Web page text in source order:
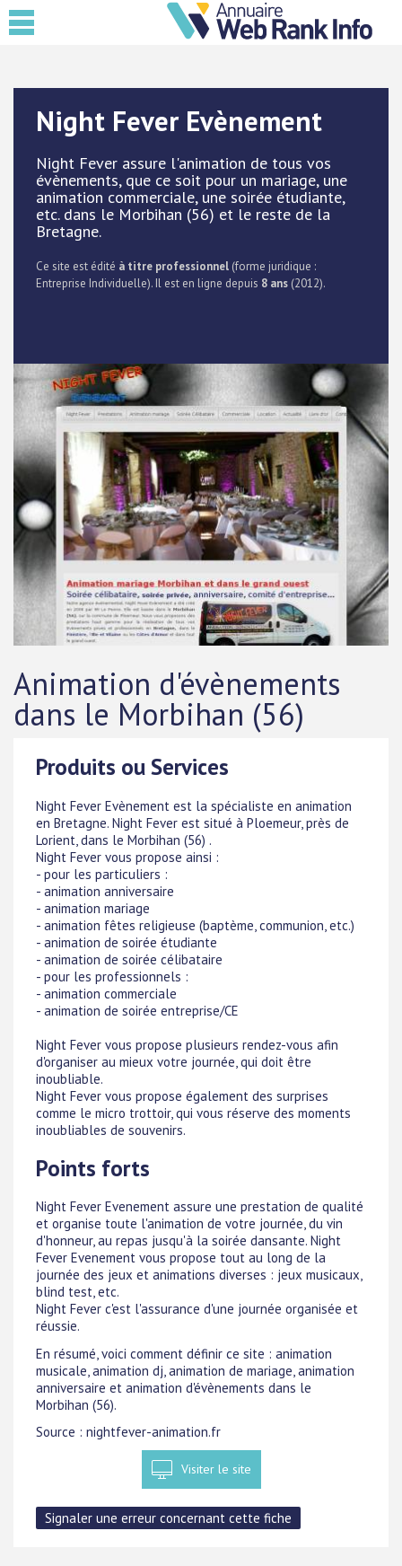
Night Fever Evènement
Night Fever assure l'animation de tous vos
évènements, que ce soit pour un mariage, une
animation commerciale, une soirée étudiante,
etc. dans le Morbihan (56) et le reste de la
Bretagne.
Ce site est édité à titre professionnel (forme juridique :
Entreprise Individuelle). Il est en ligne depuis 8 ans (2012).
Animation d'évènements
dans le Morbihan (56)
Produits ou Services
Night Fever Evènement est la spécialiste en animation
en Bretagne. Night Fever est situé à Ploemeur, près de
Lorient, dans le Morbihan (56) .
Night Fever vous propose ainsi :
- pour les particuliers :
- animation anniversaire
- animation mariage
- animation fêtes religieuse (baptème, communion, etc.)
- animation de soirée étudiante
- animation de soirée célibataire
- pour les professionnels :
- animation commerciale
- animation de soirée entreprise/CE
Night Fever vous propose plusieurs rendez-vous afin
d'organiser au mieux votre journée, qui doit être
inoubliable.
Night Fever vous propose également des surprises
comme le micro trottoir, qui vous réserve des moments
inoubliables de souvenirs.
Points forts
Night Fever Evenement assure une prestation de qualité
et organise toute l'animation de votre journée, du vin
d'honneur, au repas jusqu'à la soirée dansante. Night
Fever Evenement vous propose tout au long de la
journée des jeux et animations diverses : jeux musicaux,
blind test, etc.
Night Fever c'est l'assurance d'une journée organisée et
réussie.
En résumé, voici comment définir ce site : animation
musicale, animation dj, animation de mariage, animation
anniversaire et animation d'évènements dans le
Morbihan (56).
Source : nightfever-animation.fr
Visiter le site